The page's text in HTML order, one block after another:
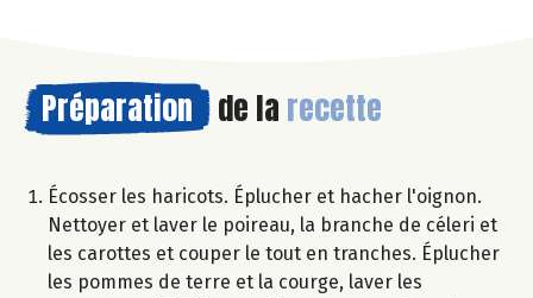
Préparation de la recette
Écosser les haricots. Éplucher et hacher l'oignon.
Nettoyer et laver le poireau, la branche de céleri et
les carottes et couper le tout en tranches. Éplucher
les pommes de terre et la courge, laver les